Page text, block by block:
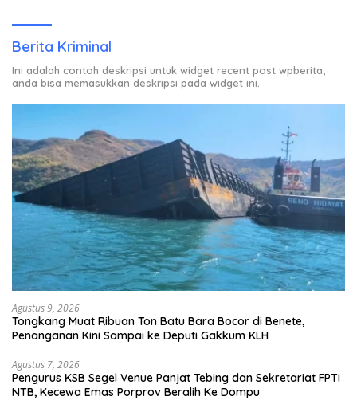
Berita Kriminal
Ini adalah contoh deskripsi untuk widget recent post wpberita,
anda bisa memasukkan deskripsi pada widget ini.
Agustus 9, 2026
Tongkang Muat Ribuan Ton Batu Bara Bocor di Benete,
Penanganan Kini Sampai ke Deputi Gakkum KLH
Agustus 7, 2026
Pengurus KSB Segel Venue Panjat Tebing dan Sekretariat FPTI
NTB, Kecewa Emas Porprov Beralih Ke Dompu